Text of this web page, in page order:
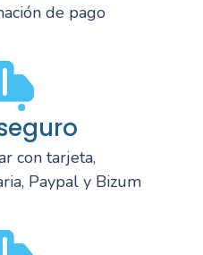
de pago
con tarjeta,
Paypal y Bizum